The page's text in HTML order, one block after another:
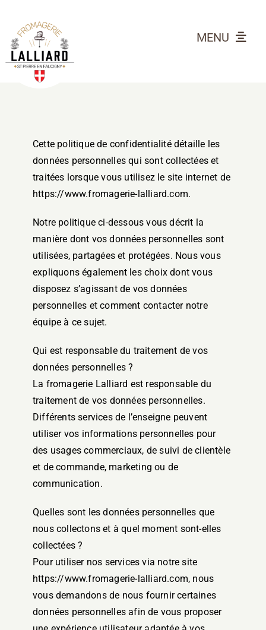
contenu
MENU
LES FROMAGES
Mon Compte
Cette politique de confidentialité détaille les
données personnelles qui sont collectées et
traitées lorsque vous utilisez le site internet de
https://www.fromagerie-lalliard.com.
Notre politique ci-dessous vous décrit la
manière dont vos données personnelles sont
utilisées, partagées et protégées. Nous vous
expliquons également les choix dont vous
disposez s’agissant de vos données
personnelles et comment contacter notre
équipe à ce sujet.
Qui est responsable du traitement de vos
données personnelles ?
La fromagerie Lalliard est responsable du
traitement de vos données personnelles.
Différents services de l’enseigne peuvent
utiliser vos informations personnelles pour
des usages commerciaux, de suivi de clientèle
et de commande, marketing ou de
communication.
Quelles sont les données personnelles que
nous collectons et à quel moment sont-elles
collectées ?
Pour utiliser nos services via notre site
https://www.fromagerie-lalliard.com, nous
vous demandons de nous fournir certaines
données personnelles afin de vous proposer